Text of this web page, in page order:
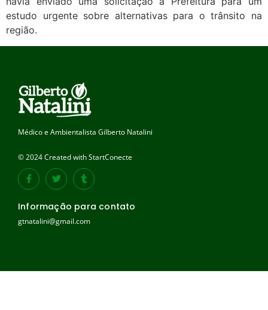
estudo urgente sobre alternativas para o trânsito na
região.
Médico e Ambientalista Gilberto Natalini
© 2024 Created with StartConecte
Informação para contato
gtnatalini@gmail.com